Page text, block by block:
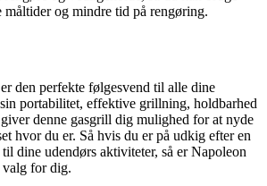
måltider og mindre tid på rengøring.
den perfekte følgesvend til alle dine
portabilitet, effektive grillning, holdbarhed
denne gasgrill dig mulighed for at nyde
hvor du er. Så hvis du er på udkig efter en
dine udendørs aktiviteter, så er Napoleon
valg for dig.